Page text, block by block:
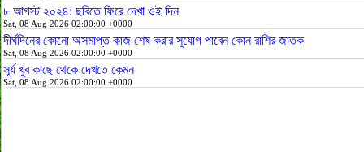
৮ আগস্ট ২০২৪: ছবিতে ফিরে দেখা ওই দিন
Sat, 08 Aug 2026 02:00:00 +0000
দীর্ঘদিনের কোনো অসমাপ্ত কাজ শেষ করার সুযোগ পাবেন কোন রাশির জাতক
Sat, 08 Aug 2026 02:00:00 +0000
সূর্য খুব কাছে থেকে দেখতে কেমন
Sat, 08 Aug 2026 02:00:00 +0000